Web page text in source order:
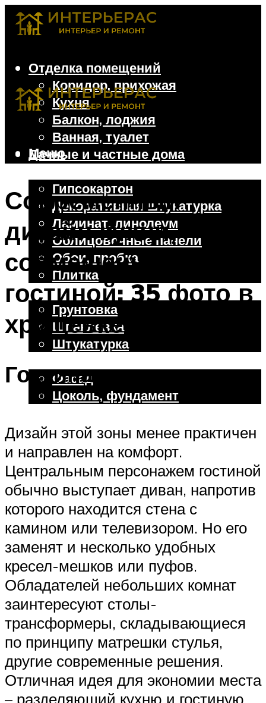
Отделка помещений
Коридор, прихожая
Кухня
Балкон, лоджия
Ванная, туалет
Дачные и частные дома
Гипсокартон
Декоративная штукатурка
Ламинат, линолеум
Облицовочные панели
Обои, пробка
Плитка
Отделочные работы
Грунтовка
Шпаклевка
Штукатурка
Фасад
Цоколь, фундамент
Меню
Меню
Современный
дизайн кухни,
совмещенной с
гостиной: 35 фото в
хрущевке
Гостиная
Дизайн этой зоны менее практичен
и направлен на комфорт.
Центральным персонажем гостиной
обычно выступает диван, напротив
которого находится стена с
камином или телевизором. Но его
заменят и несколько удобных
кресел-мешков или пуфов.
Обладателей небольших комнат
заинтересуют столы-
трансформеры, складывающиеся
по принципу матрешки стулья,
другие современные решения.
Отличная идея для экономии места
– разделяющий кухню и гостиную